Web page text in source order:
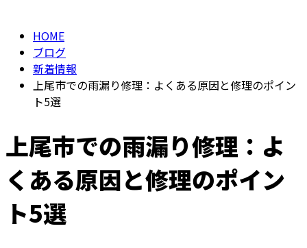
HOME
ブログ
新着情報
上尾市での雨漏り修理：よくある原因と修理のポイン
ト5選
上尾市での雨漏り修理：よ
くある原因と修理のポイン
ト5選